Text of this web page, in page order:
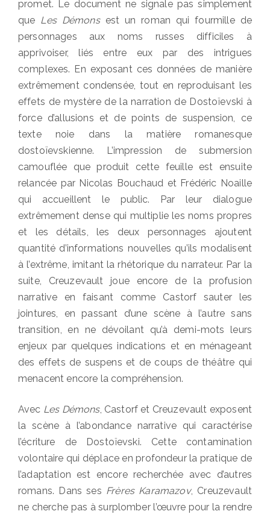
promet. Le document ne signale pas simplement
que Les Démonsest un roman qui fourmille de
personnages aux noms russes difficiles à
apprivoiser, liés entre eux par des intrigues
complexes. En exposant ces données de manière
extrêmement condensée, tout en reproduisant les
effets de mystère de la narration de Dostoïevski à
force d’allusions et de points de suspension, ce
texte noie dans la matière romanesque
dostoïevskienne. L’impression de submersion
camouflée que produit cette feuille est ensuite
relancée par Nicolas Bouchaud et Frédéric Noaille
qui accueillent le public. Par leur dialogue
extrêmement dense qui multiplie les noms propres
et les détails, les deux personnages ajoutent
quantité d’informations nouvelles qu’ils modalisent
à l’extrême, imitant la rhétorique du narrateur. Par la
suite, Creuzevault joue encore de la profusion
narrative en faisant comme Castorf sauter les
jointures, en passant d’une scène à l’autre sans
transition, en ne dévoilant qu’à demi-mots leurs
enjeux par quelques indications et en ménageant
des effets de suspens et de coups de théâtre qui
menacent encore la compréhension.
Avec Les Démons, Castorf et Creuzevault exposent
la scène à l’abondance narrative qui caractérise
l’écriture de Dostoïevski. Cette contamination
volontaire qui déplace en profondeur la pratique de
l’adaptation est encore recherchée avec d’autres
romans. Dans ses Frères Karamazov, Creuzevault
ne cherche pas à surplomber l’œuvre pour la rendre